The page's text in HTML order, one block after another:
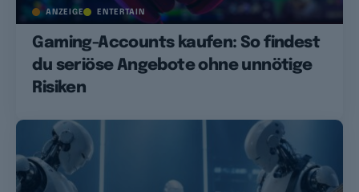
ANZEIGE ENTERTAIN
Gaming-Accounts kaufen: So findest
du seriöse Angebote ohne unnötige
Risiken